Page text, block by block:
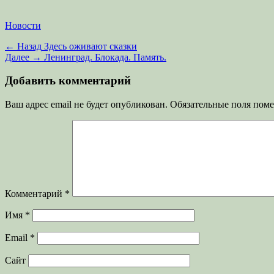
Категории
Новости
Навигация
по
записям
← Назад Предыдущая
запись:
Здесь оживают сказки
Далее → Следующая
Ленинград. Блокада. Память.
Добавить комментарий
Ваш адрес email не будет опубликован. Обязательные поля
Комментарий *
Имя *
Email *
Сайт